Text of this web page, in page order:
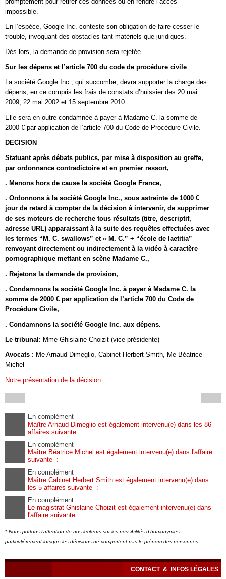
impossible.
En l’espèce, Google Inc. conteste son obligation de faire cesser le
trouble, invoquant des obstacles tant matériels que juridiques.
Dès lors, la demande de provision sera rejetée.
Sur les dépens et l’article 700 du code de procédure civile
La société Google Inc., qui succombe, devra supporter la charge des
dépens, en ce compris les frais de constats d’huissier des 20 mai
2009, 22 mai 2002 et 15 septembre 2010.
Elle sera en outre condamnée à payer à Madame C. la somme de
2000 € par application de l’article 700 du Code de Procédure Civile.
DECISION
Statuant après débats publics, par mise à disposition au greffe,
par ordonnance contradictoire et en premier ressort,
. Menons hors de cause la société Google France,
. Ordonnons à la société Google Inc., sous astreinte de 1000 €
jour de retard à compter de la décision à intervenir, de supprimer
de ses moteurs de recherche tous résultats (titre, descriptif,
adresse URL) apparaissant à la suite des requêtes effectuées avec
les termes “M. C. swallows” et « M. C.” + “école de laetitia”
renvoyant directement ou indirectement à la vidéo à caractère
pornographique mettant en scène Madame C.,
. Rejetons la demande de provision,
. Condamnons la société Google Inc. à payer à Madame C. la
somme de 2000 € par application de l’article 700 du Code de
Procédure Civile,
. Condamnons la société Google Inc. aux dépens.
Le tribunal : Mme Ghislaine Choizit (vice présidente)
Avocats : Me Arnaud Dimeglio, Cabinet Herbert Smith, Me Béatrice
Michel
Notre présentation de la décision
En complément
Maître Arnaud Dimeglio est également intervenu(e) dans les 86
affaires suivante :
En complément
Maître Béatrice Michel est également intervenu(e) dans l'affaire
suivante :
En complément
Maître Cabinet Herbert Smith est également intervenu(e) dans
les 5 affaires suivante :
En complément
Le magistrat Ghislaine Choizit est également intervenu(e) dans
l'affaire suivante :
* Nous portons l'attention de nos lecteurs sur les possibilités d'homonymies
particuliérement lorsque les décisions ne comportent pas le prénom des personnes.
CONTACT & INFOS LÉGALES